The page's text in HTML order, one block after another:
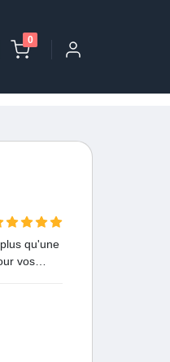
0
qu'une
vos
qualité